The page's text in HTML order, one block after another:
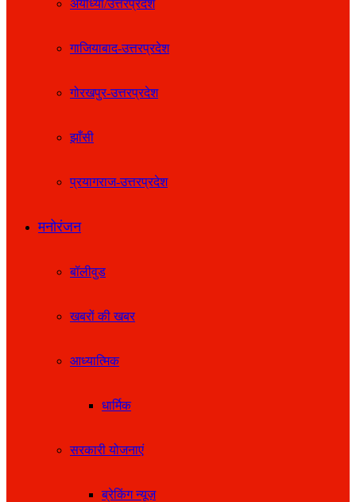
अयोध्या/उत्तरप्रदेश
गाजियाबाद-उत्तरप्रदेश
गोरखपुर-उत्तरप्रदेश
झाँसी
प्रयागराज-उत्तरप्रदेश
मनोरंजन
बॉलीवुड
खबरों की खबर
आध्यात्मिक
धार्मिक
सरकारी योजनाएं
ब्रेकिंग न्यूज़